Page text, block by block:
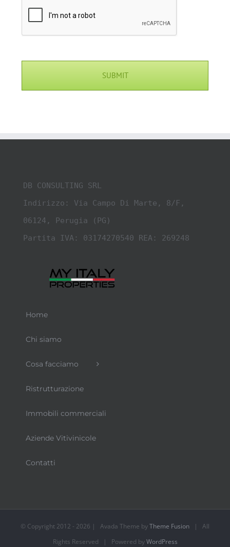
DB CONSULTING SRL
Indirizzo: Via Campo Di Marte, 8/F,
06124, Perugia (PG)
Partita IVA: 03174270540 REA: 269248
Home
Chi siamo
Cosa facciamo
Ristrutturazione
Immobili commerciali
Aziende Vitivinicole
Contatti
© Copyright 2012 - 2026 | Avada Theme byTheme Fusion | All
Rights Reserved | Powered byWordPress